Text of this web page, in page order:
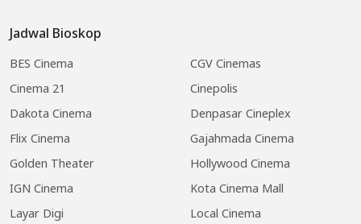
Jadwal Bioskop
BES Cinema
CGV Cinemas
Cinema 21
Cinepolis
Dakota Cinema
Denpasar Cineplex
Flix Cinema
Gajahmada Cinema
Golden Theater
Hollywood Cinema
IGN Cinema
Kota Cinema Mall
Layar Digi
Local Cinema